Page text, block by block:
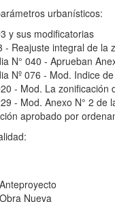
urbanísticos:
y sus modificatorias
Reajuste integral de la
N° 040 - Aprueban
Nº 076 - Mod. Indice
- Mod. La zonificación
- Mod. Anexo N° 2 de
aprobado por
Nueva